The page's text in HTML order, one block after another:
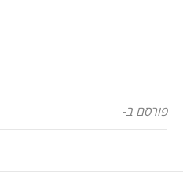
פורסם ב-